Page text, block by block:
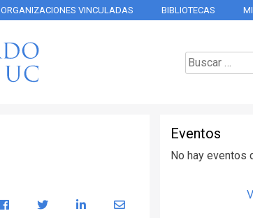
ORGANIZACIONES VINCULADAS BIBLIOTECAS
Eventos
No hay eventos